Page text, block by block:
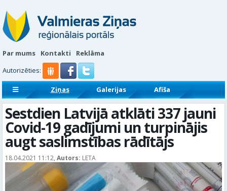
Par mums Kontakti
Reklāma
Autorizēties:
Ziņas Galerijas
Afiša
Sludinājumi
Reklāmraksti
Sestdien Latvijā atklāti 337 jauni
Covid-19 gadījumi un turpinājis
augt saslimstības rādītājs
18.04.2021 11:12, Autors: LETA